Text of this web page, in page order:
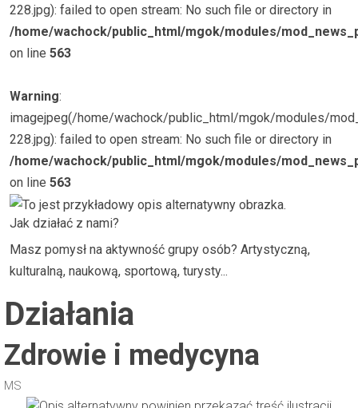
228.jpg): failed to open stream: No such file or directory in
/home/wachock/public_html/mgok/modules/
on line 563
Warning:
imagejpeg(/home/wachock/public_html/mgok/modules/
228.jpg): failed to open stream: No such file or directory in
/home/wachock/public_html/mgok/modules/
on line 563
Jak działać z nami?
Masz pomysł na aktywność grupy osób? Artystyczną,
kulturalną, naukową, sportową, turysty...
Działania
Zdrowie i medycyna
MS